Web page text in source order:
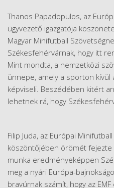
Thanos Papadopulos, az
ügyvezető igazgatója
Magyar Minifutball
Székesfehérvárnak, hogy itt
Mint mondta, a nemzetközi
ünnepe, amely a sporton
képviseli. Beszédében kitért
lehetnek rá, hogy
Filip Juda, az Európai
köszöntőjében örömét fejezte
munka eredményeképpen
meg a nyári Európa-
bravúrnak számít, hogy az